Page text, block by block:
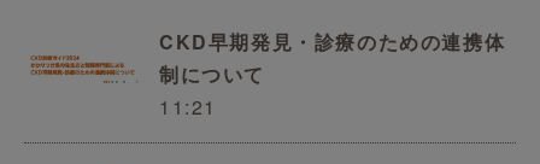
CKD早期発見・診療のための連携体
制について
11:21